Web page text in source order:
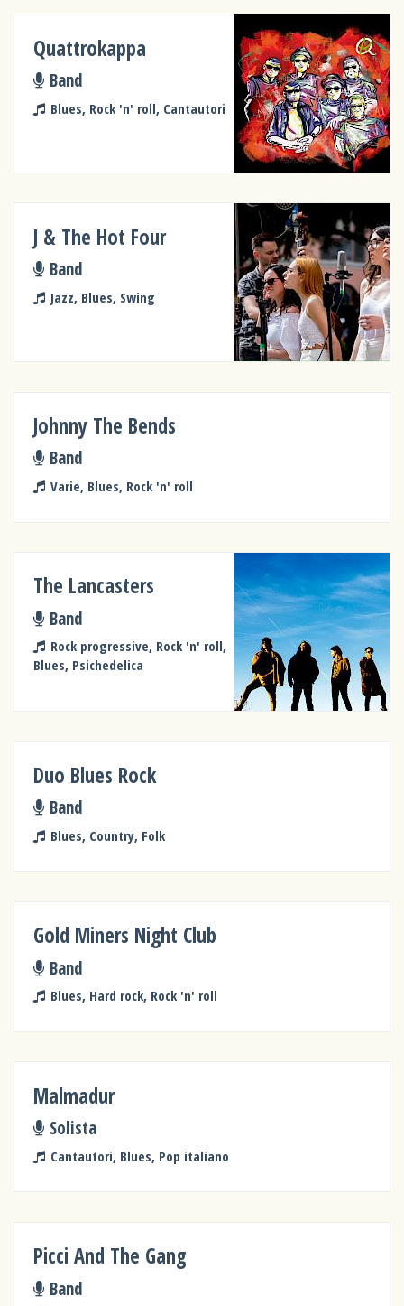
Quattrokappa
Band
Blues, Rock 'n' roll, Cantautori
J & The Hot Four
Band
Jazz, Blues, Swing
Johnny The Bends
Band
Varie, Blues, Rock 'n' roll
The Lancasters
Band
Rock progressive, Rock 'n' roll,
Blues, Psichedelica
Duo Blues Rock
Band
Blues, Country, Folk
Gold Miners Night Club
Band
Blues, Hard rock, Rock 'n' roll
Malmadur
Solista
Cantautori, Blues, Pop italiano
Picci And The Gang
Band